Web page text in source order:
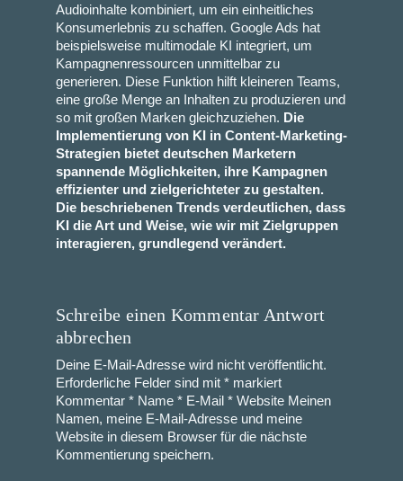
Audioinhalte kombiniert, um ein einheitliches
Konsumerlebnis zu schaffen. Google Ads hat
beispielsweise multimodale KI integriert, um
Kampagnenressourcen unmittelbar zu
generieren. Diese Funktion hilft kleineren Teams,
eine große Menge an Inhalten zu produzieren und
so mit großen Marken gleichzuziehen. Die
Implementierung von KI in Content-Marketing-
Strategien bietet deutschen Marketern
spannende Möglichkeiten, ihre Kampagnen
effizienter und zielgerichteter zu gestalten.
Die beschriebenen Trends verdeutlichen, dass
KI die Art und Weise, wie wir mit Zielgruppen
interagieren, grundlegend verändert.
Schreibe einen Kommentar Antwort
abbrechen
Deine E-Mail-Adresse wird nicht veröffentlicht.
Erforderliche Felder sind mit * markiert
Kommentar * Name * E-Mail * Website Meinen
Namen, meine E-Mail-Adresse und meine
Website in diesem Browser für die nächste
Kommentierung speichern.